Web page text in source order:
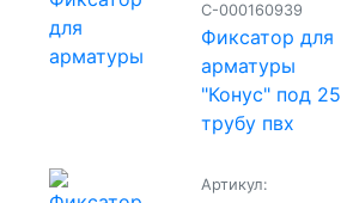
С-000160939
Фиксатор для
арматуры
"Конус" под 25
трубу пвх
Артикул: